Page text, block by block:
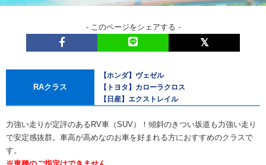
- このページをシェアする -
RAクラス
【ホンダ】ヴェゼル
【トヨタ】カローラクロス
【日産】エクストレイル
力強い走りが定評のあるRV車（SUV）！傾斜のきつい坂道も力強い走り
で安定感抜群。車高が高めなのお車を好まれる方におすすめのクラスで
す。